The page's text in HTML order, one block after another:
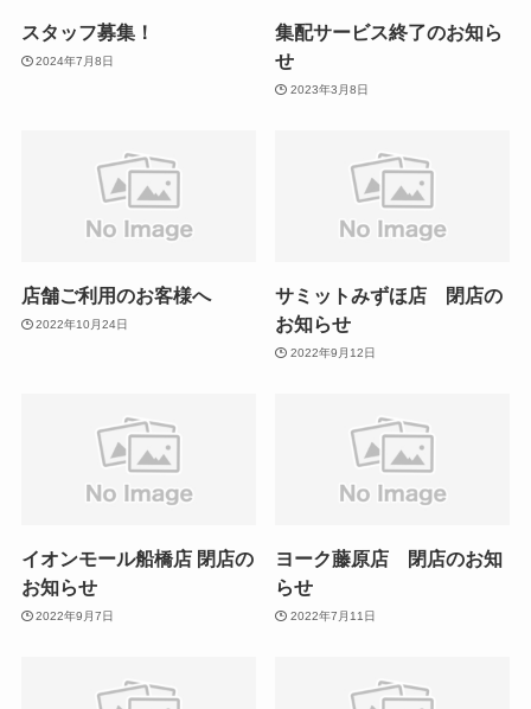
スタッフ募集！
2024年7月8日
集配サービス終了のお知ら
せ
2023年3月8日
店舗ご利用のお客様へ
2022年10月24日
サミットみずほ店 閉店の
お知らせ
2022年9月12日
イオンモール船橋店 閉店の
お知らせ
2022年9月7日
ヨーク藤原店 閉店のお知
らせ
2022年7月11日